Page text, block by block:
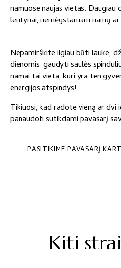
namuose naujas vietas.
lentynai, nemėgstamam namų
Nepamirškite ilgiau būti lauke,
dienomis, gaudyti saulės
namai tai vieta, kuri yra ten
energijos atspindys!
Tikiuosi, kad radote vieną ar dvi
panaudoti sutikdami pavasarį
PASITIKIME PAVASARĮ
Kiti